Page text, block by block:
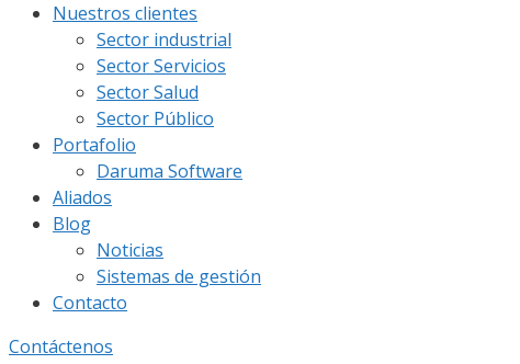
Nuestros clientes
Sector industrial
Sector Servicios
Sector Salud
Sector Público
Portafolio
Daruma Software
Aliados
Blog
Noticias
Sistemas de gestión
Contacto
Contáctenos